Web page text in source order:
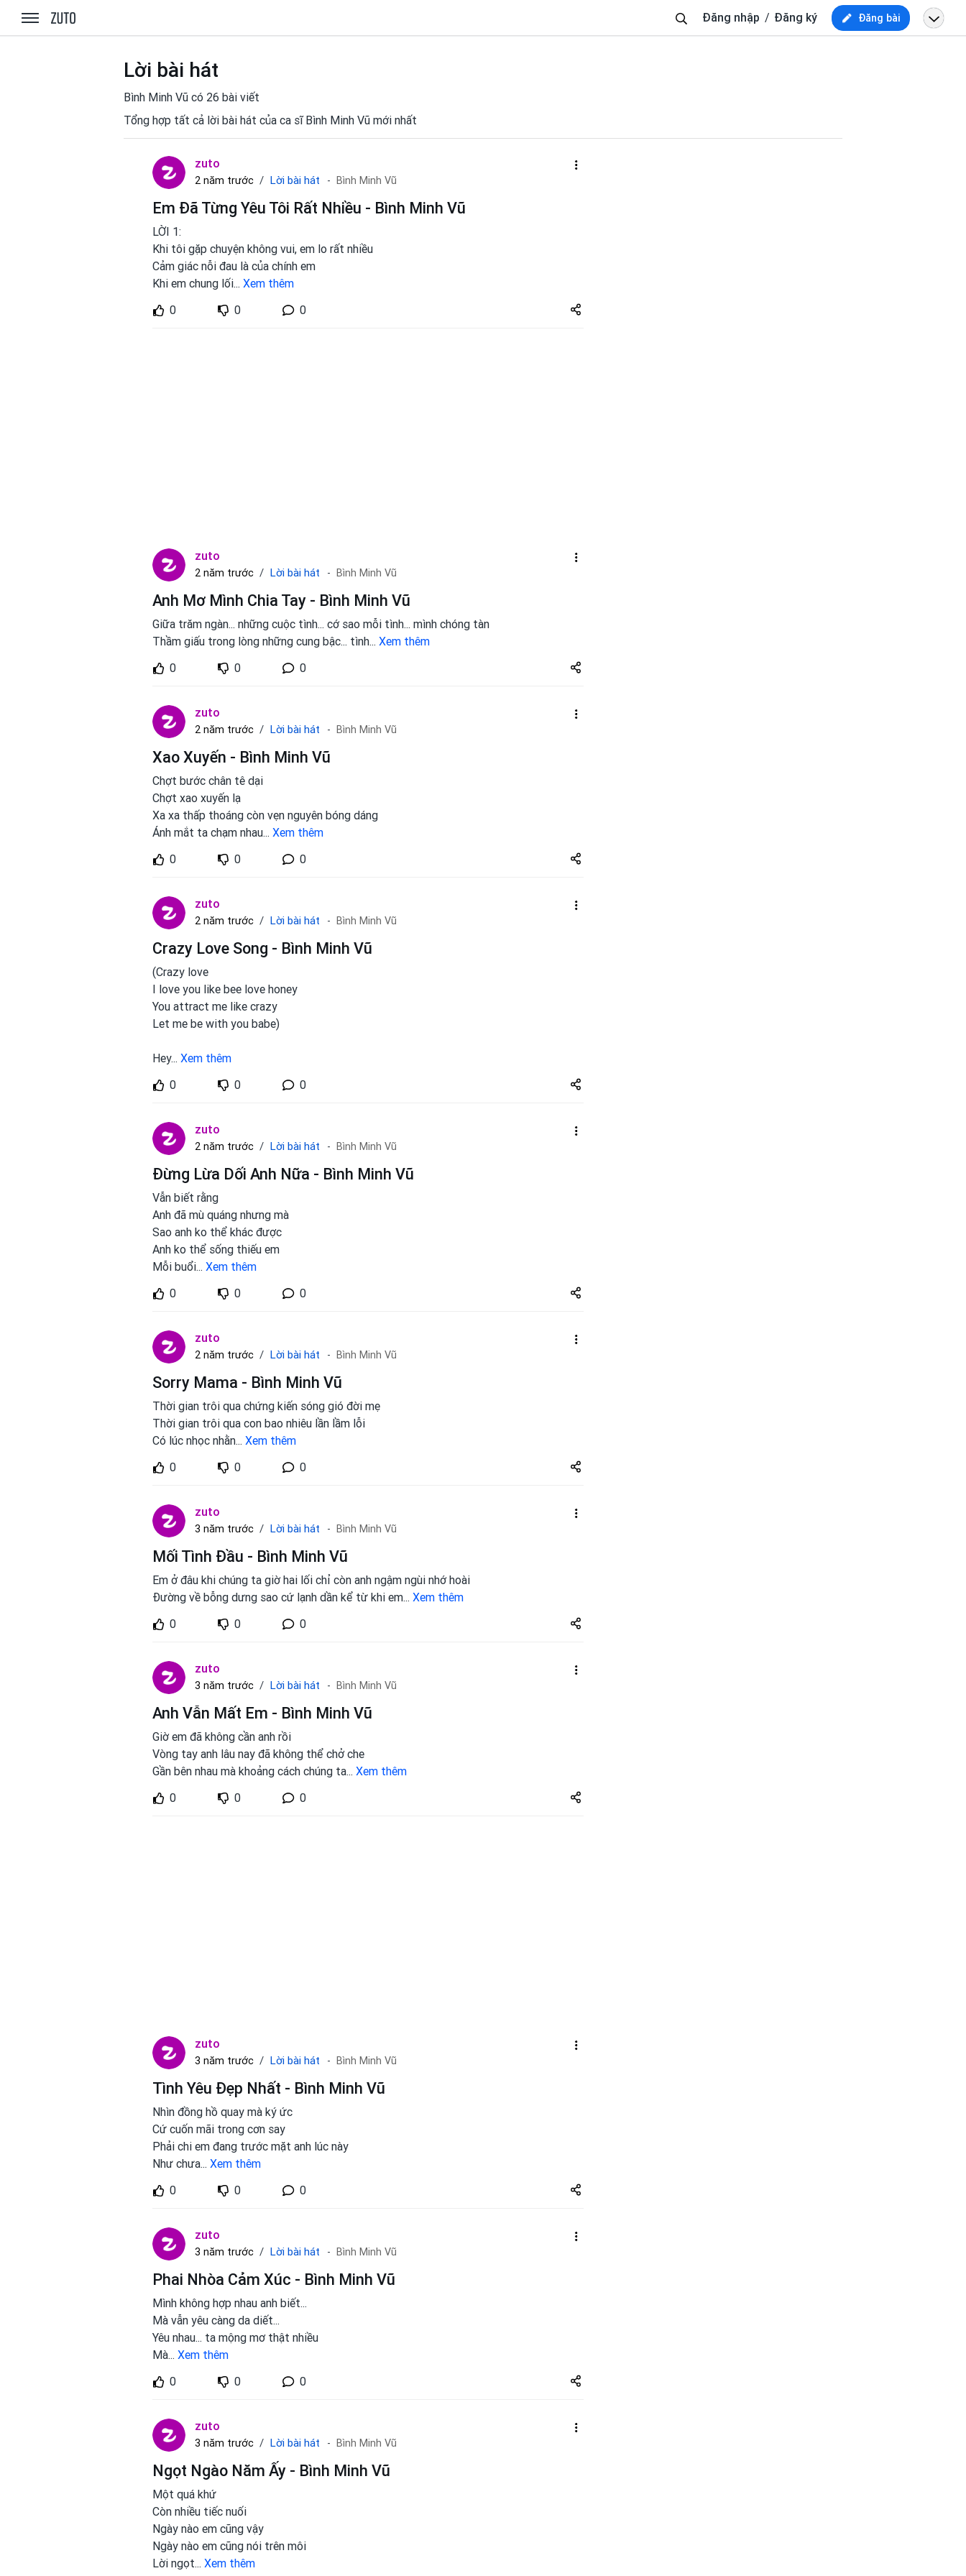
zuto.vn
kiếm
Đăng nhập Đăng ký Đăng bài
Lời bài hát
Bình Minh Vũ có 26 bài viết
Tổng hợp tất cả lời bài hát của ca sĩ Bình Minh Vũ mới nhất
zuto
2 năm trước Lời bài hát Bình Minh Vũ
Em Đã Từng Yêu Tôi Rất Nhiều - Bình Minh Vũ
LỜI 1:
Khi tôi gặp chuyện không vui, em lo rất nhiều
Cảm giác nỗi đau là của chính em
Khi em chung lối... Xem thêm
0
0 0
Share
zuto.vn
zuto
2 năm trước Lời bài hát Bình Minh Vũ
Anh Mơ Mình Chia Tay - Bình Minh Vũ
Giữa trăm ngàn... những cuộc tình... cớ sao mỗi tình... mình chóng tàn
Thầm giấu trong lòng những cung bậc... tình... Xem thêm
0
0 0
Share
zuto.vn
zuto
2 năm trước Lời bài hát Bình Minh Vũ
Xao Xuyến - Bình Minh Vũ
Chợt bước chân tê dại
Chợt xao xuyến lạ
Xa xa thấp thoáng còn vẹn nguyên bóng dáng
Ánh mắt ta chạm nhau... Xem thêm
0
0 0
Share
zuto.vn
zuto
2 năm trước Lời bài hát Bình Minh Vũ
Crazy Love Song - Bình Minh Vũ
(Crazy love
I love you like bee love honey
You attract me like crazy
Let me be with you babe)
Hey... Xem thêm
0
0 0
Share
zuto.vn
zuto
2 năm trước Lời bài hát Bình Minh Vũ
Đừng Lừa Dối Anh Nữa - Bình Minh Vũ
Vẫn biết rằng
Anh đã mù quáng nhưng mà
Sao anh ko thể khác được
Anh ko thể sống thiếu em
Mỗi buổi... Xem thêm
0
0 0
Share
zuto.vn
zuto
2 năm trước Lời bài hát Bình Minh Vũ
Sorry Mama - Bình Minh Vũ
Thời gian trôi qua chứng kiến sóng gió đời mẹ
Thời gian trôi qua con bao nhiêu lần lầm lỗi
Có lúc nhọc nhằn... Xem thêm
0
0 0
Share
zuto.vn
zuto
3 năm trước Lời bài hát Bình Minh Vũ
Mối Tình Đầu - Bình Minh Vũ
Em ở đâu khi chúng ta giờ hai lối chỉ còn anh ngậm ngùi nhớ hoài
Đường về bỗng dưng sao cứ lạnh dần kể từ khi em... Xem thêm
0
0 0
Share
zuto.vn
zuto
3 năm trước Lời bài hát Bình Minh Vũ
Anh Vẫn Mất Em - Bình Minh Vũ
Giờ em đã không cần anh rồi
Vòng tay anh lâu nay đã không thể chở che
Gần bên nhau mà khoảng cách chúng ta... Xem thêm
0
0 0
Share
zuto.vn
zuto
3 năm trước Lời bài hát Bình Minh Vũ
Tình Yêu Đẹp Nhất - Bình Minh Vũ
Nhìn đồng hồ quay mà ký ức
Cứ cuốn mãi trong cơn say
Phải chi em đang trước mặt anh lúc này
Như chưa... Xem thêm
0
0 0
Share
zuto.vn
zuto
3 năm trước Lời bài hát Bình Minh Vũ
Phai Nhòa Cảm Xúc - Bình Minh Vũ
Mình không hợp nhau anh biết...
Mà vẫn yêu càng da diết...
Yêu nhau... ta mộng mơ thật nhiều
Mà... Xem thêm
0
0 0
Share
zuto.vn
zuto
3 năm trước Lời bài hát Bình Minh Vũ
Ngọt Ngào Năm Ấy - Bình Minh Vũ
Một quá khứ
Còn nhiều tiếc nuối
Ngày nào em cũng vậy
Ngày nào em cũng nói trên môi
Lời ngọt... Xem thêm